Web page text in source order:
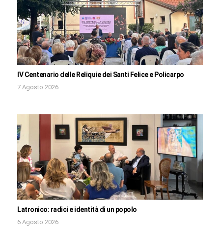
IV Centenario delle Reliquie dei Santi Felice e Policarpo
7 Agosto 2026
Latronico: radici e identità di un popolo
6 Agosto 2026